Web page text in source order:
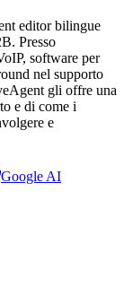
editor bilingue
Presso
software per
nel supporto
gli offre una
e di come i
e
Google AI